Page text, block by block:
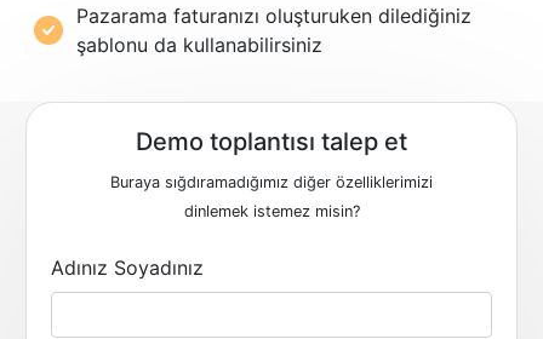
Pazarama faturanızı oluşturuken dilediğiniz
şablonu da kullanabilirsiniz
Demo toplantısı talep et
Buraya sığdıramadığımız diğer özelliklerimizi
dinlemek istemez misin?
Adınız Soyadınız